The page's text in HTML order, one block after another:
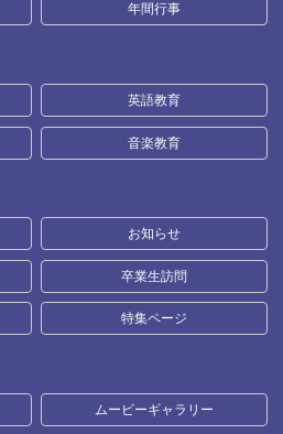
年間行事
英語教育
音楽教育
お知らせ
卒業生訪問
特集ページ
ムービーギャラリー